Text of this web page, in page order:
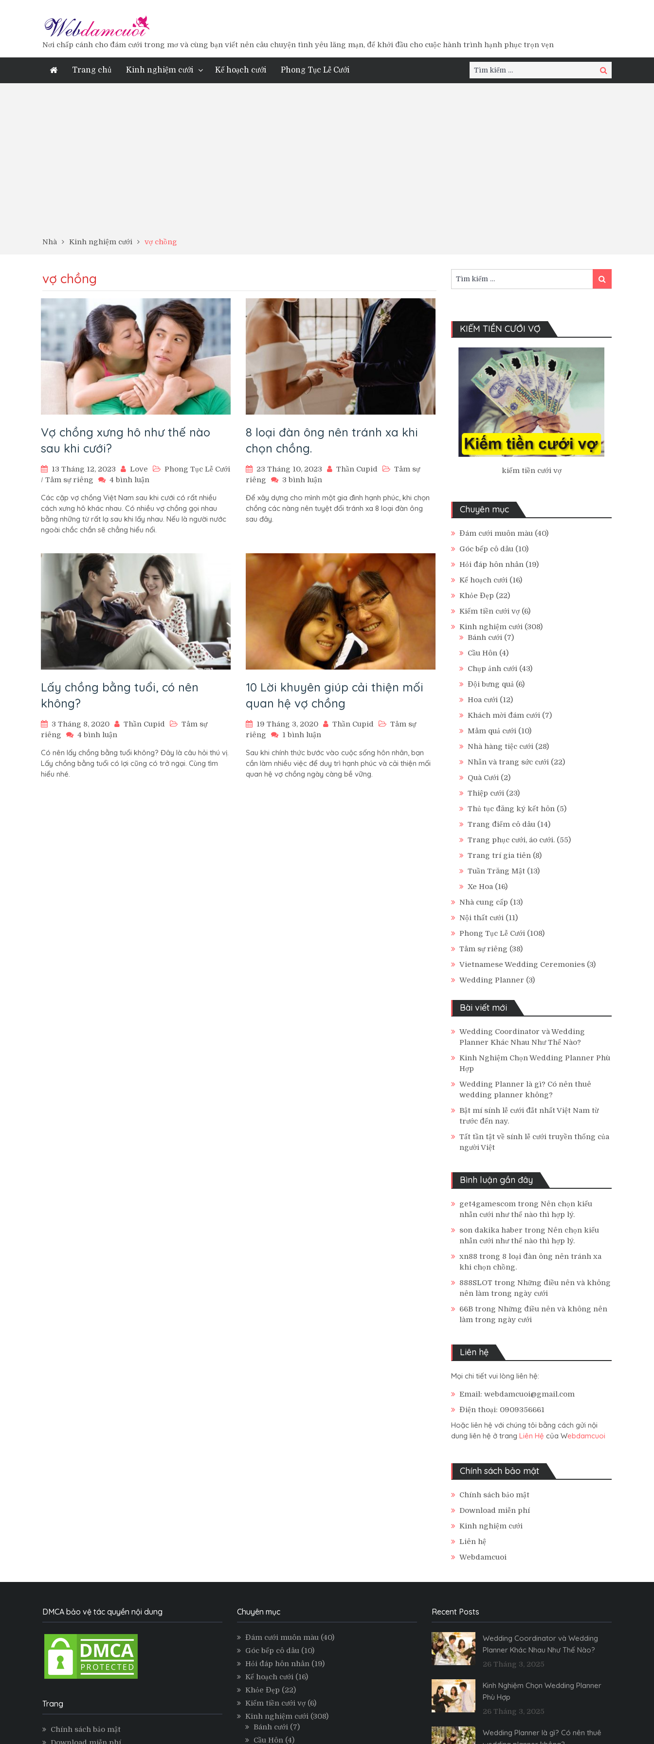
Nơi chấp cánh cho đám cưới trong mơ và cùng bạn viết nên câu chuyện tình yêu lãng mạn, để khởi đầu cho cuộc hành trình hạnh phục trọn vẹn
Trang chủ Kinh nghiệm cưới Kế hoạch cưới Phong Tục Lễ Cưới
Tìm
kiếm:
Tìm
kiếm
Nhà Kinh nghiệm cưới vợ chồng
vợ chồng
Vợ chồng xưng hô như thế nào
sau khi cưới?
13 Tháng 12, 2023 Love
Phong Tục Lễ Cưới
/ Tâm sự riêng 4 bình luận
chồng
xưng
hô
như
sau
khi
cưới?
Các cặp vợ chồng Việt Nam sau khi cưới có rất nhiều
cách xưng hô khác nhau. Có nhiều vợ chồng gọi nhau
bằng những từ rất lạ sau khi lấy nhau. Nếu là người nước
ngoài chắc chắn sẽ chẳng hiểu nổi.
8 loại đàn ông nên tránh xa khi
chọn chồng.
23 Tháng 10, 2023 Thần Cupid
Tâm sự
riêng
3 bình luận
loại
đàn
khi
chọn
chồng.
Để xây dựng cho mình một gia đình hạnh phúc, khi chọn
chồng các nàng nên tuyệt đối tránh xa 8 loại đàn ông
sau đây.
Lấy chồng bằng tuổi, có nên
không?
3 Tháng 8, 2020 Thần Cupid
Tâm sự
riêng
4 bình luận
chồng
bằng
Có nên lấy chồng bằng tuổi không? Đây là câu hỏi thú vị.
Lấy chồng bằng tuổi có lợi cũng có trở ngại. Cùng tìm
hiểu nhé.
10 Lời khuyên giúp cải thiện mối
quan hệ vợ chồng
19 Tháng 3, 2020 Thần Cupid
Tâm sự
riêng
1 bình luận
Lời
khuyên
giúp
Sau khi chính thức bước vào cuộc sống hôn nhân, bạn
cần làm nhiều việc để duy trì hạnh phúc và cải thiện mối
quan hệ vợ chồng ngày càng bề vững.
kiếm:
Tìm
kiếm
KIẾM TIỀN CƯỚI VỢ
kiếm tiền cưới vợ
Chuyên mục
Đám cưới muôn màu (40)
Góc bếp cô dâu (10)
Hỏi đáp hôn nhân (19)
Kế hoạch cưới (16)
Khỏe Đẹp (22)
Kiếm tiền cưới vợ (6)
Kinh nghiệm cưới (308)
Bánh cưới (7)
Cầu Hôn (4)
Chụp ảnh cưới (43)
Đội bưng quả (6)
Hoa cưới (12)
Khách mời đám cưới (7)
Mâm quả cưới (10)
Nhà hàng tiệc cưới (28)
Nhẫn và trang sức cưới (22)
Quà Cưới (2)
Thiệp cưới (23)
Thủ tục đăng ký kết hôn (5)
Trang điểm cô dâu (14)
Trang phục cưới, áo cưới. (55)
Trang trí gia tiên (8)
Tuần Trăng Mật (13)
Xe Hoa (16)
Nhà cung cấp (13)
Nội thất cưới (11)
Phong Tục Lễ Cưới (108)
Tâm sự riêng (38)
Vietnamese Wedding Ceremonies (3)
Wedding Planner (3)
Bài viết mới
Wedding Coordinator và Wedding
Planner Khác Nhau Như Thế Nào?
Kinh Nghiệm Chọn Wedding Planner Phù
Hợp
Wedding Planner là gì? Có nên thuê
wedding planner không?
Bật mí sính lễ cưới đắt nhất Việt Nam từ
trước đến nay.
Tất tần tật về sính lễ cưới truyền thống của
người Việt
Bình luận gần đây
get4gamescom trong Nên chọn kiểu
nhẫn cưới như thế nào thì hợp lý.
son dakika haber trong Nên chọn kiểu
nhẫn cưới như thế nào thì hợp lý.
xn88 trong 8 loại đàn ông nên tránh xa
khi chọn chồng.
888SLOT trong Những điều nên và không
nên làm trong ngày cưới
66B trong Những điều nên và không nên
làm trong ngày cưới
Liên hệ
Mọi chi tiết vui lòng liên hệ:
Email: webdamcuoi@gmail.com
Điện thoại: 0909356661
Hoặc liên hệ với chúng tôi bằng cách gửi nội
dung liên hệ ở trang Liên Hệ của Webdamcuoi
Chính sách bảo mật
Chính sách bảo mật
Download miễn phí
Kinh nghiệm cưới
Liên hệ
Webdamcuoi
DMCA bảo vệ tác quyền nội dung
Trang
Chính sách bảo mật
Chuyên mục
Đám cưới muôn màu(40)
Góc bếp cô dâu(10)
Hỏi đáp hôn nhân(19)
Kế hoạch cưới(16)
Khỏe Đẹp (22)
Kiếm tiền cưới vợ(6)
Kinh nghiệm cưới(308)
Bánh cưới(7)
Cầu Hôn(4)
Recent Posts
Wedding Coordinator và Wedding
Planner Khác Nhau Như Thế Nào?
26 Tháng 3, 2025
Kinh Nghiệm Chọn Wedding Planner
Phù Hợp
26 Tháng 3, 2025
Wedding Planner là gì? Có nên thuê